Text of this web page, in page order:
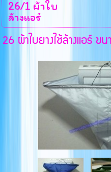
26/1 ผ้าใบ
ล้างแอร์
26 ผ้าใบยางใช้ล้างแอร์